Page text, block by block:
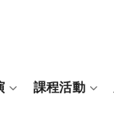
課程活動